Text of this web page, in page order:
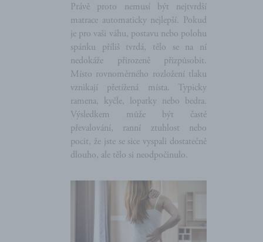
Právě proto nemusí být nejtvrdší
matrace automaticky nejlepší. Pokud
je pro vaši váhu, postavu nebo polohu
spánku příliš tvrdá, tělo se na ní
nedokáže přirozeně přizpůsobit.
Místo rovnoměrného rozložení tlaku
vznikají přetížená místa. Typicky
ramena, kyčle, lopatky nebo bedra.
Výsledkem může být časté
převalování, ranní ztuhlost nebo
pocit, že jste se sice vyspali dostatečně
dlouho, ale tělo si neodpočinulo.